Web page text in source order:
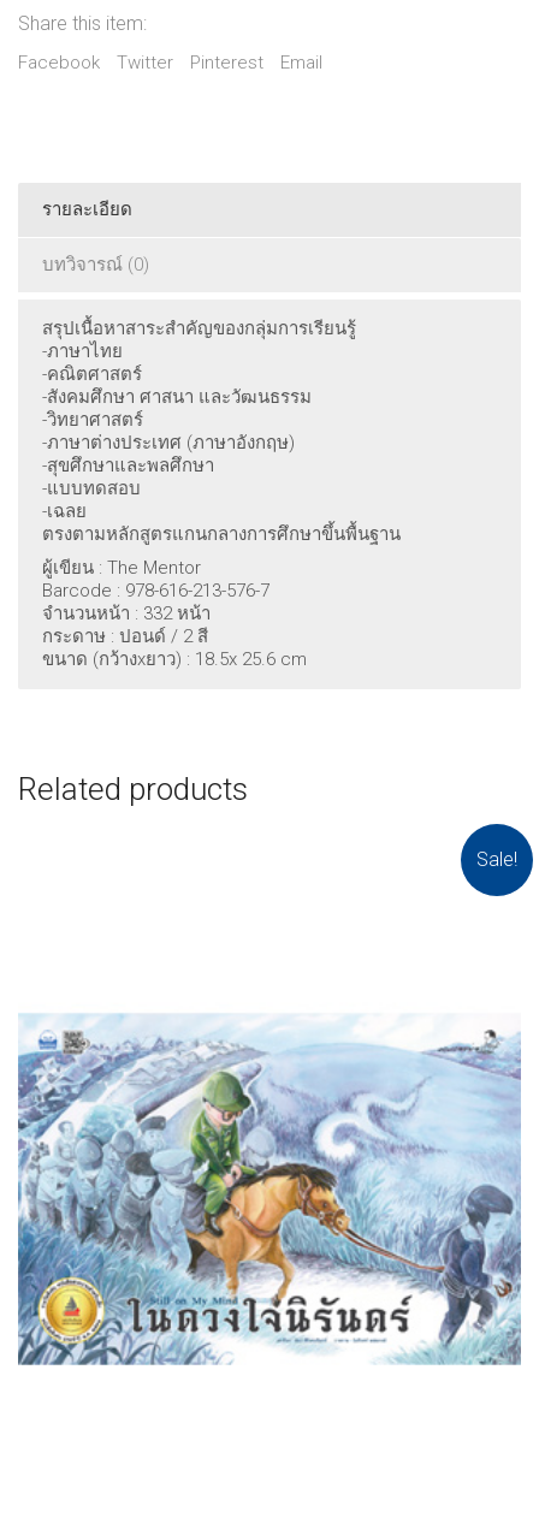
Share this item:
Facebook Twitter Pinterest Email
รายละเอียด
บทวิจารณ์ (0)
สรุปเนื้อหาสาระสำคัญของกลุ่มการเรียนรู้
-ภาษาไทย
-คณิตศาสตร์
-สังคมศึกษา ศาสนา และวัฒนธรรม
-วิทยาศาสตร์
-ภาษาต่างประเทศ (ภาษาอังกฤษ)
-สุขศึกษาและพลศึกษา
-แบบทดสอบ
-เฉลย
ตรงตามหลักสูตรแกนกลางการศึกษาขึ้นพื้นฐาน
ผู้เขียน : The Mentor
Barcode : 978-616-213-576-7
จำนวนหน้า : 332 หน้า
กระดาษ : ปอนด์ / 2 สี
ขนาด (กว้างxยาว) : 18.5x 25.6 cm
Related products
Sale!